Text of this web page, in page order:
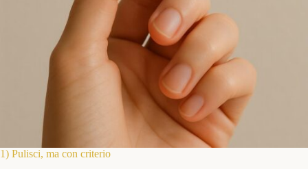
1) Pulisci, ma con criterio